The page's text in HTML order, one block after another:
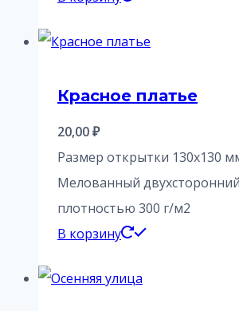
Красное платье
20,00₽
Размер открытки 130х130
Мелованный
плотностью 300 г/м2
В корзину